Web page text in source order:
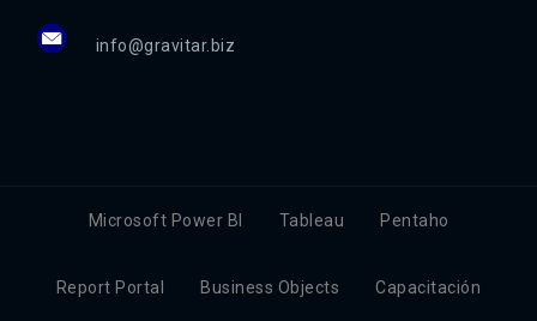
info@gravitar.biz
Microsoft Power BI Tableau Pentaho
Report Portal Business Objects Capacitación